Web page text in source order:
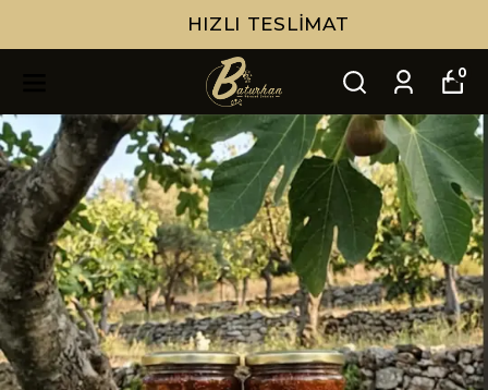
HIZLI TESLIMAT
0